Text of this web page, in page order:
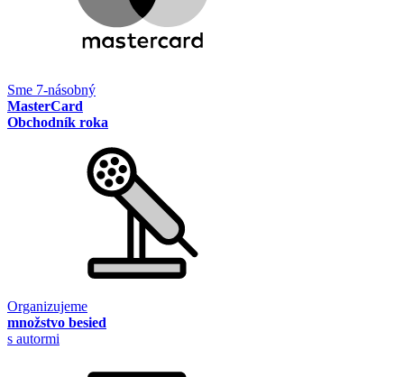
Sme 7-násobný
MasterCard
Obchodník roka
Organizujeme
množstvo besied
s autormi